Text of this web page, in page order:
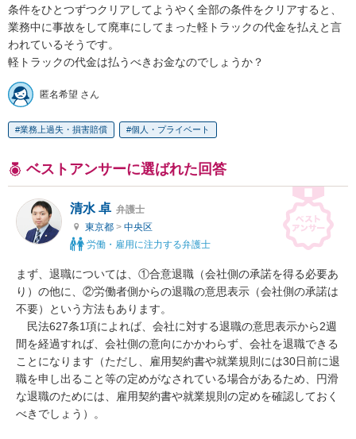
条件をひとつずつクリアしてようやく全部の条件をクリアすると、
業務中に事故をして廃車にしてまった軽トラックの代金を払えと言
われているそうです。
軽トラックの代金は払うべきお金なのでしょうか？
匿名希望 さん
業務上過失・損害賠償 個人・プライベート
ベストアンサーに選ばれた回答
清水 卓 弁護士
東京都 > 中央区
労働・雇用に注力する弁護士
まず、退職については、①合意退職（会社側の承諾を得る必要あ
り）の他に、②労働者側からの退職の意思表示（会社側の承諾は
不要）という方法もあります。
民法627条1項によれば、会社に対する退職の意思表示から2週
間を経過すれば、会社側の意向にかかわらず、会社を退職できる
ことになります（ただし、雇用契約書や就業規則には30日前に退
職を申し出ること等の定めがなされている場合があるため、円滑
な退職のためには、雇用契約書や就業規則の定めを確認しておく
べきでしょう）。